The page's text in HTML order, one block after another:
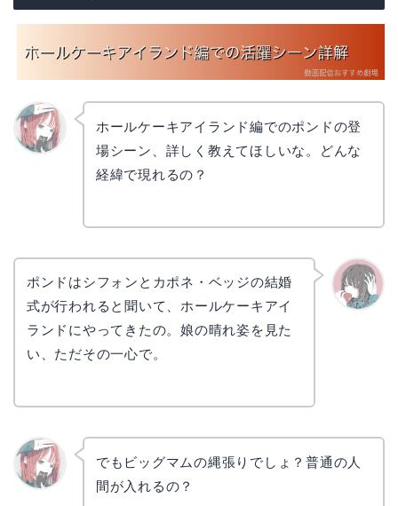
ホールケーキアイランド編でのポンドの登
場シーン、詳しく教えてほしいな。どんな
経緯で現れるの？
ポンドはシフォンとカポネ・ベッジの結婚
式が行われると聞いて、ホールケーキアイ
ランドにやってきたの。娘の晴れ姿を見た
い、ただその一心で。
でもビッグマムの縄張りでしょ？普通の人
間が入れるの？